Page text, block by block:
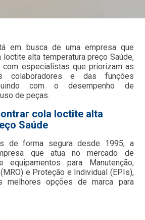
em busca de uma empresa que
alta temperatura preço Saúde,
com especialistas que priorizam as
colaboradores e das funções
com o desempenho de
de peças.
cola loctite alta
Saúde
de forma segura desde 1995, a
que atua no mercado de
equipamentos para Manutenção,
e Proteção e Individual (EPIs),
melhores opções de marca para